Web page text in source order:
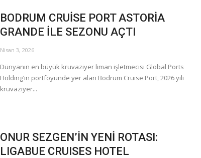
BODRUM CRUİSE PORT ASTORİA
GRANDE İLE SEZONU AÇTI
Nisan 3, 2026
Dünyanın en büyük kruvaziyer liman işletmecisi Global Ports
Holding’in portföyünde yer alan Bodrum Cruise Port, 2026 yılı
kruvaziyer...
ONUR SEZGEN’İN YENİ ROTASI:
LIGABUE CRUISES HOTEL